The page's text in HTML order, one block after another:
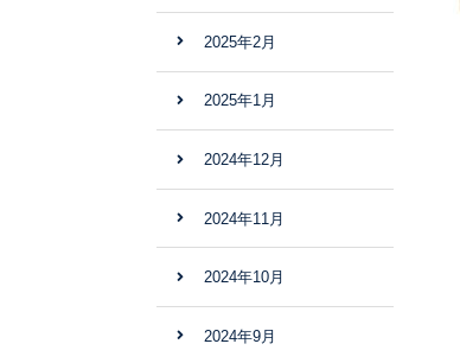
2025年2月
2025年1月
2024年12月
2024年11月
2024年10月
2024年9月